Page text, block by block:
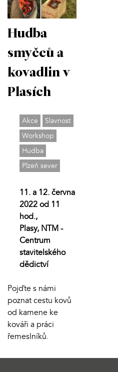
Hudba
smyčců a
kovadlin v
Plasích
Akce
Slavnost
Workshop
Hudba
Plzeň sever
11. a 12. června
2022 od 11
hod.,
Plasy, NTM -
Centrum
stavitelského
dědictví
Pojďte s námi
poznat cestu kovů
od kamene ke
kováři a práci
řemeslníků.